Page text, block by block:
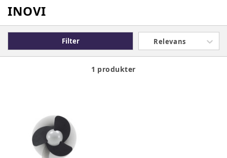
INOVI
Filter Relevans
1 produkter